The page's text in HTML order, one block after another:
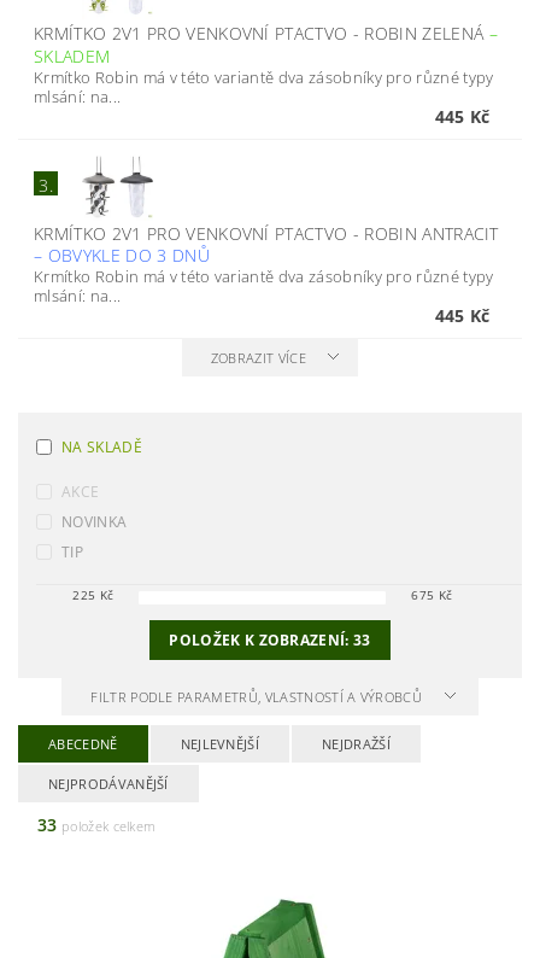
KRMÍTKO 2V1 PRO VENKOVNÍ PTACTVO - ROBIN ZELENÁ –
SKLADEM
Krmítko Robin má v této variantě dva zásobníky pro různé typy
mlsání: na...
445 Kč
3.
KRMÍTKO 2V1 PRO VENKOVNÍ PTACTVO - ROBIN ANTRACIT
– OBVYKLE DO 3 DNŮ
Krmítko Robin má v této variantě dva zásobníky pro různé typy
mlsání: na...
445 Kč
ZOBRAZIT VÍCE
NA SKLADĚ
AKCE
NOVINKA
TIP
225 Kč 675 Kč
POLOŽEK K ZOBRAZENÍ:33
FILTR PODLE PARAMETRŮ, VLASTNOSTÍ A VÝROBCŮ
ABECEDNĚ NEJLEVNĚJŠÍ NEJDRAŽŠÍ
NEJPRODÁVANĚJŠÍ
33 položek celkem